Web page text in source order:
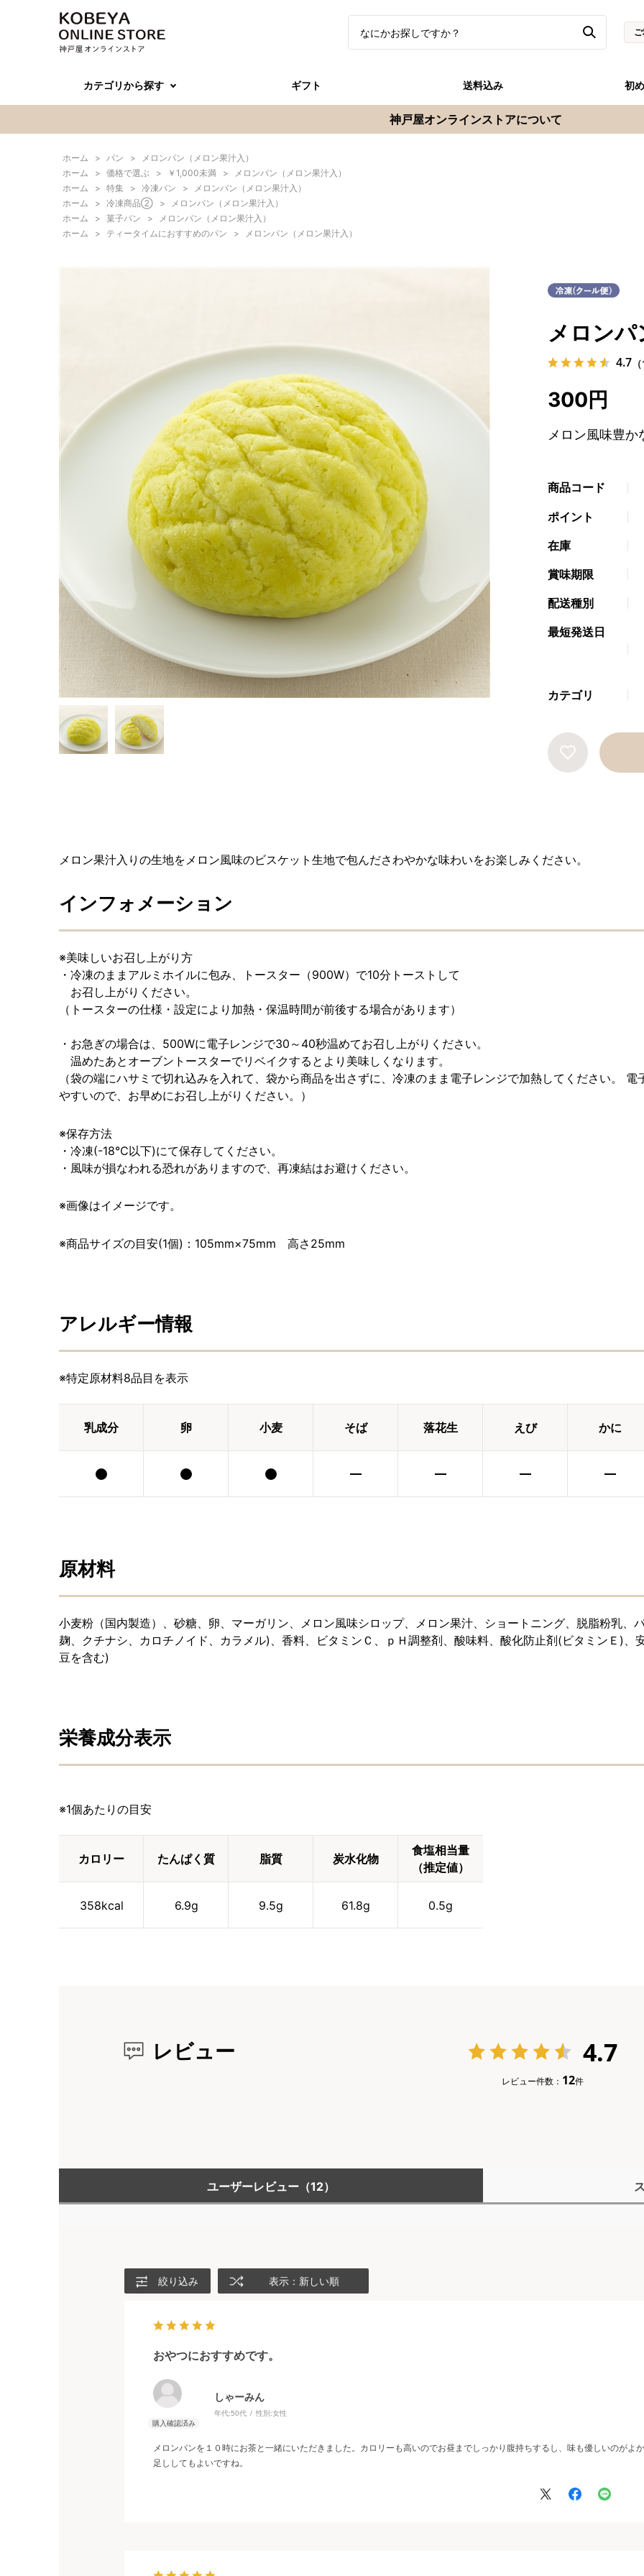
カテゴリから探す ギフト 送料込み 初
神戸屋オンラインストアについて
ホーム > パン >
メロンパン（メロン果汁入）
ホーム
> 価格で選ぶ > ￥1,000未満 >
メロンパン（メロン果汁入）
ホーム
> 特集 > 冷凍パン >
メロンパン（メロン果汁入）
ホーム
> 冷凍商品② >
メロンパン（メロン果汁入）
ホーム
> 菓子パン >
メロンパン（メロン果汁入）
ホーム
> ティータイムにおすすめのパン > メロンパン（メロン果汁入）
メロン風味豊
メロンパ
4.7
300円
商品コード
ポイント
在庫
賞味期限
配送種別
最短発送日
カテゴリ
メロン果汁入りの生地をメロン風味のビスケット生地で包んださわやかな味わいをお楽しみください。
インフォメーション
※美味しいお召し上がり方
・冷凍のままアルミホイルに包み、トースター（900W）で10分トーストして
お召し上がりください。
（トースターの仕様・設定により加熱・保温時間が前後する場合があります）
・お急ぎの場合は、500Wに電子レンジで30～40秒温めてお召し上がりください。
温めたあとオーブントースターでリベイクするとより美味しくなります。
（袋の端にハサミで切れ込みを入れて、袋から商品を出さずに、冷凍のまま電子レンジで加熱してください。
やすいので、お早めにお召し上がりください。）
※保存方法
・冷凍(-18℃以下)にて保存してください。
・風味が損なわれる恐れがありますので、再凍結はお避けください。
※画像はイメージです。
※商品サイズの目安(1個)：105mm×75mm 高さ25mm
アレルギー情報
※特定原材料8品目を表示
乳成分 卵 小麦 そば 落花生 えび かに
原材料
小麦粉（国内製造）、砂糖、卵、マーガリン、メロン風味シロップ、メロン果汁、ショートニング、脱脂粉乳、
麹、クチナシ、カロチノイド、カラメル)、香料、ビタミンＣ、ｐＨ調整剤、酸味料、酸化防止剤(ビタミンＥ)
豆を含む)
栄養成分表示
※1個あたりの目安
カロリー
358kcal
たんぱく質
6.9g
脂質
9.5g
炭水化物
61.8g
食塩相当量
（推定値）
0.5g
レビュー 4.7
レビュー件数： 12件
ユーザーレビュー （12）
絞り込み 表示：新しい順
おやつにおすすめです。
しゃーみん
年代:50代 性別:女性
メロンパンを１０時にお茶と一緒にいただきました。カロリーも高いのでお昼までしっかり腹持ちするし、味も優しいのがよ
足ししてもよいですね。